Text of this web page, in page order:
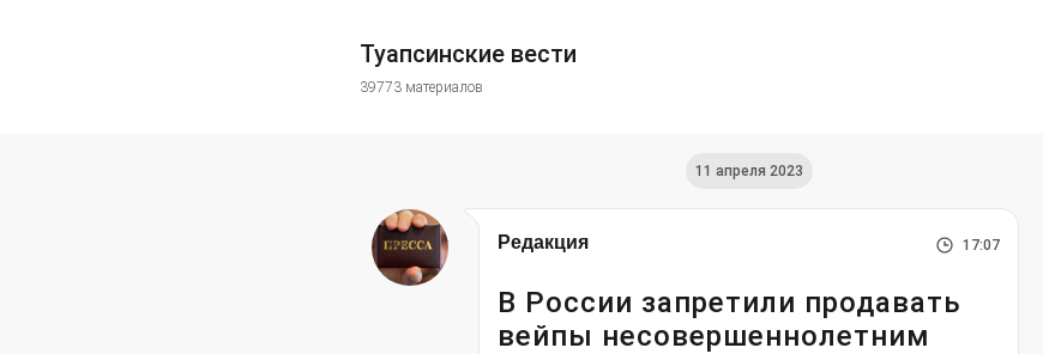
Туапсинские вести
39773 материалов
11 апреля 2023
Редакция 17:07
В России запретили продавать
вейпы несовершеннолетним